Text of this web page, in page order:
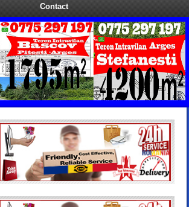
Contact